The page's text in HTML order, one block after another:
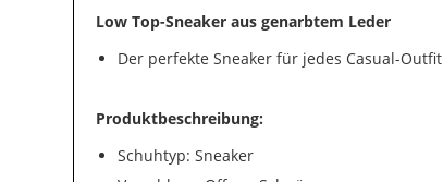
Low Top-Sneaker aus genarbtem Leder
Der perfekte Sneaker für jedes Casual-Outfit
Produktbeschreibung:
Schuhtyp: Sneaker